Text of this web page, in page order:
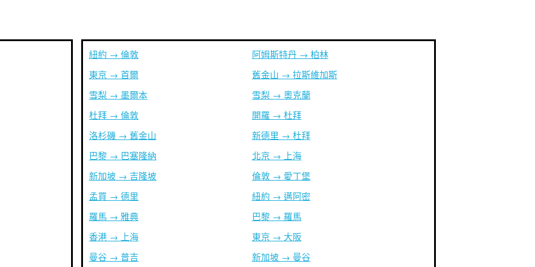
紐約 → 倫敦
東京 → 首爾
雪梨 → 墨爾本
杜拜 → 倫敦
洛杉磯 → 舊金山
巴黎 → 巴塞隆納
新加坡 → 吉隆坡
孟買 → 德里
羅馬 → 雅典
香港 → 上海
曼谷 → 普吉
阿姆斯特丹 → 柏林
舊金山 → 拉斯維加斯
雪梨 → 奧克蘭
開羅 → 杜拜
新德里 → 杜拜
北京 → 上海
倫敦 → 愛丁堡
紐約 → 邁阿密
巴黎 → 羅馬
東京 → 大阪
新加坡 → 曼谷